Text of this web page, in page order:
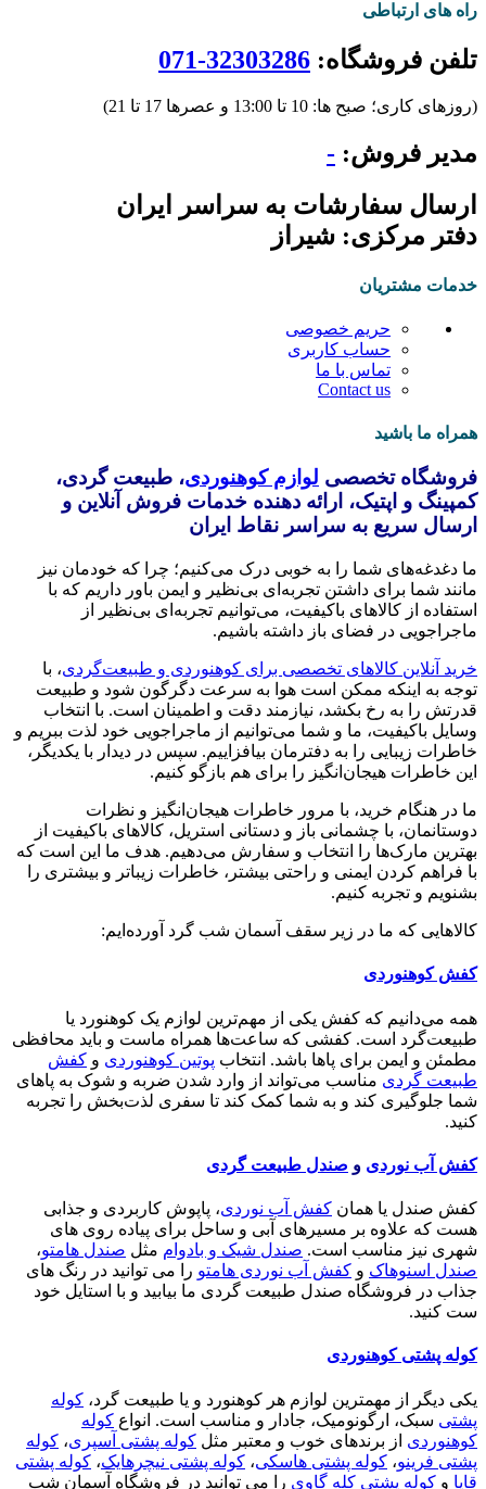
راه های ارتباطی
تلفن فروشگاه: 32303286-071
(روزهای کاری؛ صبح ها: 10 تا 13:00 و عصرها 17 تا 21)
مدیر فروش: -
ارسال سفارشات به سراسر ایران
دفتر مرکزی: شیراز
خدمات مشتریان
حریم خصوصی
حساب کاربری
تماس با ما
Contact us
همراه ما باشید
فروشگاه تخصصی لوازم کوهنوردی، طبیعت گردی،
کمپینگ و اپتیک، ارائه دهنده خدمات فروش آنلاین و
ارسال سریع به سراسر نقاط ایران
ما دغدغه‌های شما را به خوبی درک می‌کنیم؛ چرا که خودمان نیز
مانند شما برای داشتن تجربه‌ای بی‌نظیر و ایمن باور داریم که با
استفاده از کالاهای باکیفیت، می‌توانیم تجربه‌ای بی‌نظیر از
ماجراجویی در فضای باز داشته باشیم.
خرید آنلاین کالاهای تخصصی برای کوهنوردی و طبیعت‌گردی، با
توجه به اینکه ممکن است هوا به سرعت دگرگون شود و طبیعت
قدرتش را به رخ بکشد، نیازمند دقت و اطمینان است. با انتخاب
وسایل باکیفیت، ما و شما می‌توانیم از ماجراجویی خود لذت ببریم و
خاطرات زیبایی را به دفترمان بیافزاییم. سپس در دیدار با یکدیگر،
این خاطرات هیجان‌انگیز را برای هم بازگو کنیم.
ما در هنگام خرید، با مرور خاطرات هیجان‌انگیز و نظرات
دوستانمان، با چشمانی باز و دستانی استریل، کالاهای باکیفیت از
بهترین مارک‌ها را انتخاب و سفارش می‌دهیم. هدف ما این است که
با فراهم کردن ایمنی و راحتی بیشتر، خاطرات زیباتر و بیشتری را
بشنویم و تجربه کنیم.
کالاهایی که ما در زیر سقف آسمان شب گرد آورده‌ایم:
کفش کوهنوردی
همه می‌دانیم که کفش یکی از مهم‌ترین لوازم یک کوهنورد یا
طبیعت‌گرد است. کفشی که ساعت‌ها همراه ماست و باید محافظی
مطمئن و ایمن برای پاها باشد. انتخاب پوتین کوهنوردی و کفش
طبیعت گردی مناسب می‌تواند از وارد شدن ضربه و شوک به پاهای
شما جلوگیری کند و به شما کمک کند تا سفری لذت‌بخش را تجربه
کنید.
کفش آب نوردی و صندل طبیعت گردی
کفش صندل یا همان کفش آب نوردی، پاپوش کاربردی و جذابی
هست که علاوه بر مسیرهای آبی و ساحل برای پیاده روی های
شهری نیز مناسب است. صندل شیک و بادوام مثل صندل هامتو،
صندل اسنوهاک و کفش آب نوردی هامتو را می توانید در رنگ های
جذاب در فروشگاه صندل طبیعت گردی ما بیابید و با استایل خود
ست کنید.
کوله پشتی کوهنوردی
یکی دیگر از مهمترین لوازم هر کوهنورد و یا طبیعت گرد، کوله
پشتی سبک، ارگونومیک، جادار و مناسب است. انواع کوله
کوهنوردی از برندهای خوب و معتبر مثل کوله پشتی آسپری، کوله
پشتی فرینو، کوله پشتی هاسکی، کوله پشتی نیچرهایک، کوله پشتی
قایا و کوله پشتی کله گاوی را می توانید در فروشگاه آسمان شب